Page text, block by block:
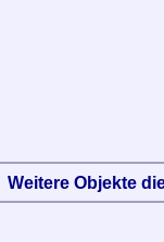
Weitere Objekte